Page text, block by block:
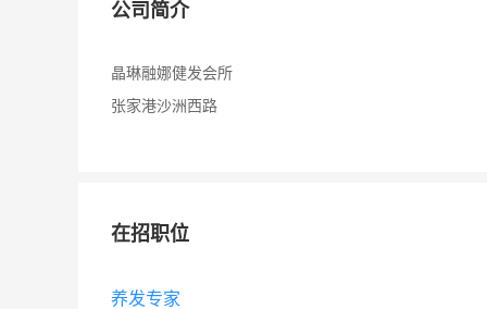
公司简介
晶琳融娜健发会所
张家港沙洲西路
在招职位
养发专家